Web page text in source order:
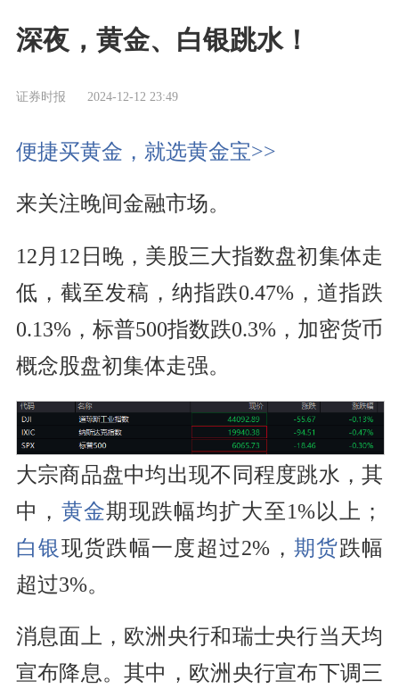
深夜，黄金、白银跳水！
证券时报 2024-12-12 23:49
便捷买黄金，就选黄金宝>>
来关注晚间金融市场。
12月12日晚，美股三大指数盘初集体走
低，截至发稿，纳指跌0.47%，道指跌
0.13%，标普500指数跌0.3%，加密货币
概念股盘初集体走强。
大宗商品盘中均出现不同程度跳水，其
中， 黄金期现跌幅均扩大至1%以上；
白银现货跌幅一度超过2%，期货跌幅
超过3%。
消息面上，欧洲央行和瑞士央行当天均
宣布降息。其中，欧洲央行宣布下调三